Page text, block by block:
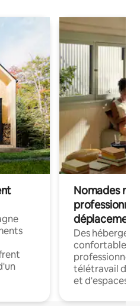
Nomades
déplacement
Des
confortables
professionnels
télétravail
et d'espaces